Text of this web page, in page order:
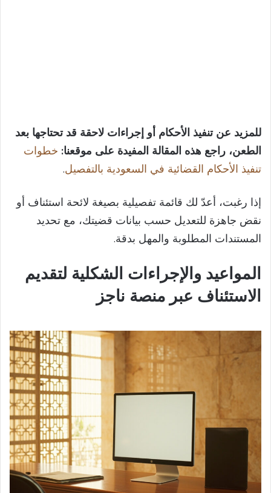
للمزيد عن تنفيذ الأحكام أو إجراءات لاحقة قد تحتاجها بعد
الطعن، راجع هذه المقالة المفيدة على موقعنا: خطوات
تنفيذ الأحكام القضائية في السعودية بالتفصيل.
إذا رغبت، أعدّ لك قائمة تفصيلية بصيغة لائحة استئناف أو
نقض جاهزة للتعديل حسب بيانات قضيتك، مع تحديد
المستندات المطلوبة والمهل بدقة.
المواعيد والإجراءات الشكلية لتقديم
الاستئناف عبر منصة ناجز